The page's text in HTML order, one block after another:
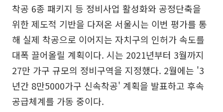
착공 6종 패키지 등 정비사업 활성화와 공정단축을
위한 제도적 기반을 다져온 서울시는 이번 평가를 통
해 실제 착공으로 이어지는 자치구의 인허가 속도를
대폭 끌어올릴 계획이다. 시는 2021년부터 3월까지
27만 가구 규모의 정비구역을 지정했다. 2월에는 '3
년간 8만5000가구 신속착공' 계획을 발표하고 후속
공급체계를 가동 중이다.